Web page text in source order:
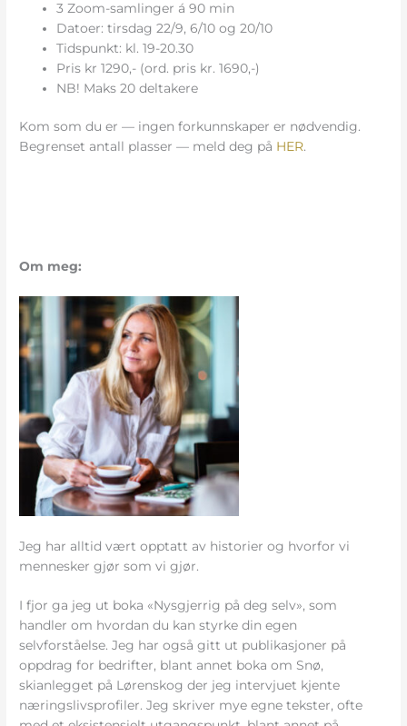
3 Zoom-samlinger á 90 min
Datoer: tirsdag 22/9, 6/10 og 20/10
Tidspunkt: kl. 19-20.30
Pris kr 1290,- (ord. pris kr. 1690,-)
NB! Maks 20 deltakere
Kom som du er — ingen forkunnskaper er nødvendig.
Begrenset antall plasser — meld deg på HER.
Om meg:
Jeg har alltid vært opptatt av historier og hvorfor vi
mennesker gjør som vi gjør.
I fjor ga jeg ut boka «Nysgjerrig på deg selv», som
handler om hvordan du kan styrke din egen
selvforståelse. Jeg har også gitt ut publikasjoner på
oppdrag for bedrifter, blant annet boka om Snø,
skianlegget på Lørenskog der jeg intervjuet kjente
næringslivsprofiler. Jeg skriver mye egne tekster, ofte